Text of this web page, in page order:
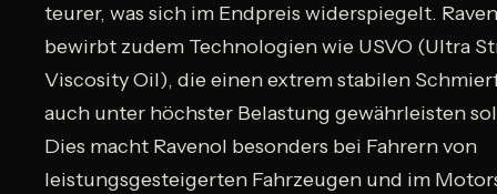
teurer, was sich im Endpreis widerspiegelt.
bewirbt zudem Technologien wie USVO (Ultra
Viscosity Oil), die einen extrem stabilen
auch unter höchster Belastung gewährleisten
Dies macht Ravenol besonders bei Fahrern von
leistungsgesteigerten Fahrzeugen und im